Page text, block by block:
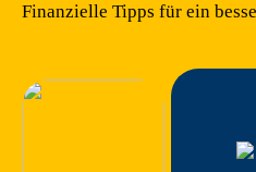
Finanzielle Tipps für ein